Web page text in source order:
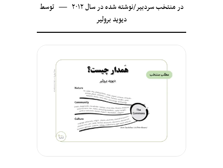
درمنتخب سردبیر/نوشته شده در سال ۲۰۱۲
توسط
دیوید برولیر